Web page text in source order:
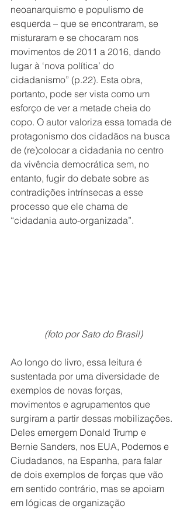
neoanarquismo e populismo de
esquerda – que se encontraram, se
misturaram e se chocaram nos
movimentos de 2011 a 2016, dando
lugar à ‘nova política’ do
cidadanismo” (p.22). Esta obra,
portanto, pode ser vista como um
esforço de ver a metade cheia do
copo. O autor valoriza essa tomada de
protagonismo dos cidadãos na busca
de (re)colocar a cidadania no centro
da vivência democrática sem, no
entanto, fugir do debate sobre as
contradições intrínsecas a esse
processo que ele chama de
“cidadania auto-organizada”.
(foto por Sato do Brasil)
Ao longo do livro, essa leitura é
sustentada por uma diversidade de
exemplos de novas forças,
movimentos e agrupamentos que
surgiram a partir dessas mobilizações.
Deles emergem Donald Trump e
Bernie Sanders, nos EUA, Podemos e
Ciudadanos, na Espanha, para falar
de dois exemplos de forças que vão
em sentido contrário, mas se apoiam
em lógicas de organização